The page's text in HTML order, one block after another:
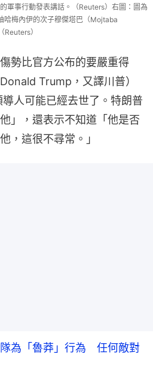
軍事行動發表講話。（Reuters）右圖：圖為
哈梅內伊的次子穆傑塔巴（Mojtaba
）
勢比官方公布的要嚴重得
Trump，又譯川普）
人可能已經去世了。特朗普
」，還表示不知道「他是否
，這很不尋常。」
為「魯莽」行為 任何敵對